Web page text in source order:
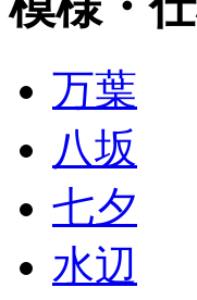
万葉
八坂
七夕
水辺